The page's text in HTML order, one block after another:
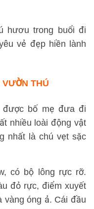
hươu trong buổi đi
vẻ đẹp hiền lành
THÚ
được bố mẹ đưa đi
nhiều loài động vật
nhất là chú vẹt sặc
có bộ lông rực rỡ.
đỏ rực, điểm xuyết
vàng óng ả. Cái đầu